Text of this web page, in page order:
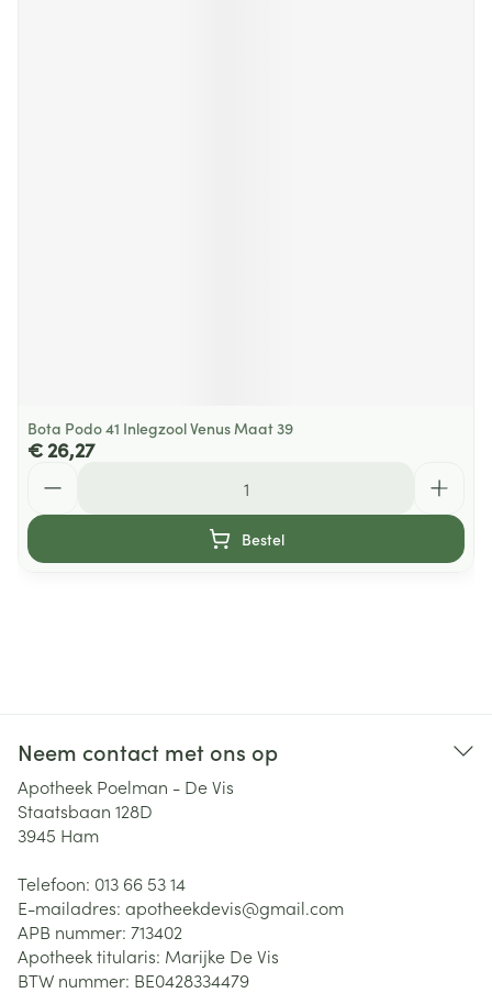
Bota Podo 41 Inlegzool Venus Maat 39
€ 26,27
Bestel
Neem contact met ons op
Apotheek Poelman - De Vis
Staatsbaan 128D
3945 Ham
Telefoon: 013 66 53 14
E-mailadres: apotheekdevis@gmail.com
APB nummer: 713402
Apotheek titularis: Marijke De Vis
BTW nummer: BE0428334479